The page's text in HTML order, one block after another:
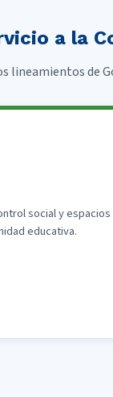
a la
lineamientos de
social y espacios
educativa.